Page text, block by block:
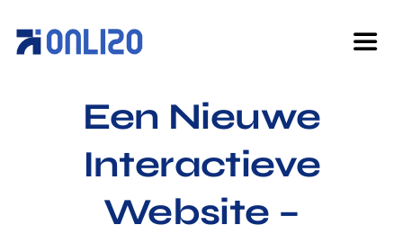
naar
Een Nieuwe
Interactieve
Website –